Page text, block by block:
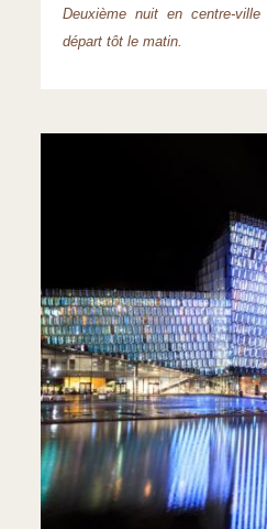
Deuxième nuit en centre-
départ tôt le matin.